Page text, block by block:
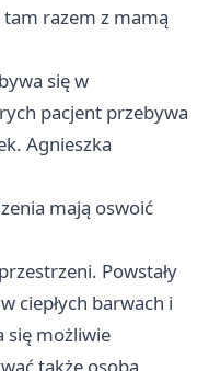
razem z mamą
się w
pacjent przebywa
Agnieszka
mają oswoić
Powstały
ciepłych barwach i
się możliwie